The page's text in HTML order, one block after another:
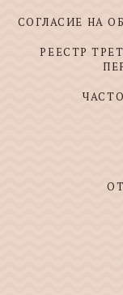
СОГЛАСИЕ НА
РЕЕСТР